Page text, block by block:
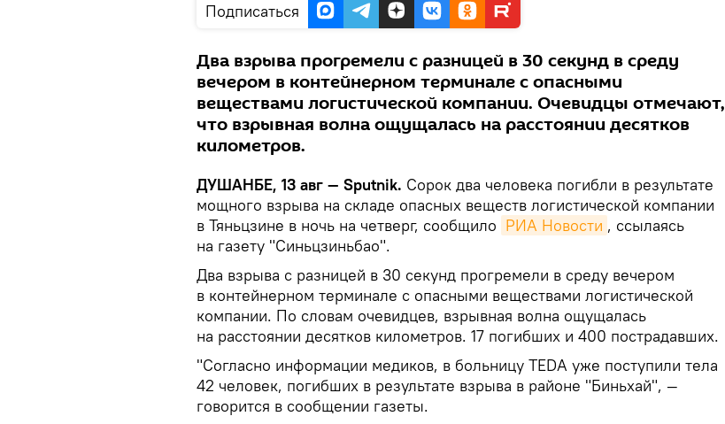
Подписаться
Два взрыва прогремели с разницей в 30 секунд в среду
вечером в контейнерном терминале с опасными
веществами логистической компании. Очевидцы отмечают,
что взрывная волна ощущалась на расстоянии десятков
километров.
ДУШАНБЕ, 13 авг — Sputnik. Сорок два человека погибли в результате
мощного взрыва на складе опасных веществ логистической компании
в Тяньцзине в ночь на четверг, сообщило РИА Новости , ссылаясь
на газету "Синьцзиньбао".
Два взрыва с разницей в 30 секунд прогремели в среду вечером
в контейнерном терминале с опасными веществами логистической
компании. По словам очевидцев, взрывная волна ощущалась
на расстоянии десятков километров. 17 погибших и 400 пострадавших.
"Согласно информации медиков, в больницу TEDA уже поступили тела
42 человек, погибших в результате взрыва в районе "Биньхай", —
говорится в сообщении газеты.